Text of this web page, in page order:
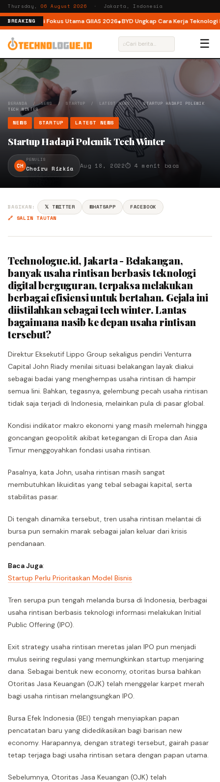
Thursday,06 August 2026 · Jakarta, Indonesia
BREAKING
Jadi Fokus Utama GIIAS 2026 BYD Ungkap Cara Kerja Teknologi
⌕ ☰
BERANDA /NEWS/STARTUP / LATEST NEWS/STARTUP HADAPI POLEMIK
TECH WINTER
NEWS STARTUP LATEST NEWS
Startup Hadapi Polemik Tech Winter
CH
PENULIS
Choiru Rizkia Aug 18, 2022⏱ 4 menit baca
BAGIKAN: 𝕏 TWITTER WHATSAPP
FACEBOOK
🔗 SALIN TAUTAN
Technologue.id, Jakarta - Belakangan,
banyak usaha rintisan berbasis teknologi
digital berguguran, terpaksa melakukan
berbagai efisiensi untuk bertahan. Gejala ini
diistilahkan sebagai tech winter. Lantas
bagaimana nasib ke depan usaha rintisan
tersebut?
Direktur Eksekutif Lippo Group sekaligus pendiri Venturra
Capital John Riady menilai situasi belakangan layak diakui
sebagai badai yang menghempas usaha rintisan di hampir
semua lini. Bahkan, tegasnya, gelembung pecah usaha rintisan
tidak saja terjadi di Indonesia, melainkan pula di pasar global.
Kondisi indikator makro ekonomi yang masih melemah hingga
goncangan geopolitik akibat ketegangan di Eropa dan Asia
Timur menggoyahkan fondasi usaha rintisan.
Pasalnya, kata John, usaha rintisan masih sangat
membutuhkan likuiditas yang tebal sebagai kapital, serta
stabilitas pasar.
Di tengah dinamika tersebut, tren usaha rintisan melantai di
bursa pun semakin marak sebagai jalan keluar dari krisis
pendanaan.
Baca Juga:
Startup Perlu Prioritaskan Model Bisnis
Tren serupa pun tengah melanda bursa di Indonesia, berbagai
usaha rintisan berbasis teknologi informasi melakukan Initial
Public Offering (IPO).
Exit strategy usaha rintisan meretas jalan IPO pun menjadi
mulus seiring regulasi yang memungkinkan startup menjaring
dana. Sebagai bentuk new economy, otoritas bursa bahkan
Otoritas Jasa Keuangan (OJK) telah menggelar karpet merah
bagi usaha rintisan melangsungkan IPO.
Bursa Efek Indonesia (BEI) tengah menyiapkan papan
pencatatan baru yang didedikasikan bagi barisan new
economy. Harapannya, dengan strategi tersebut, gairah pasar
tetap terjaga bagi usaha rintisan setara dengan papan utama.
Sebelumnya, Otoritas Jasa Keuangan (OJK) telah